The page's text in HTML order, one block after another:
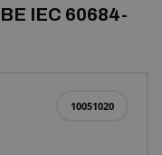
IEC 60684-
10051020